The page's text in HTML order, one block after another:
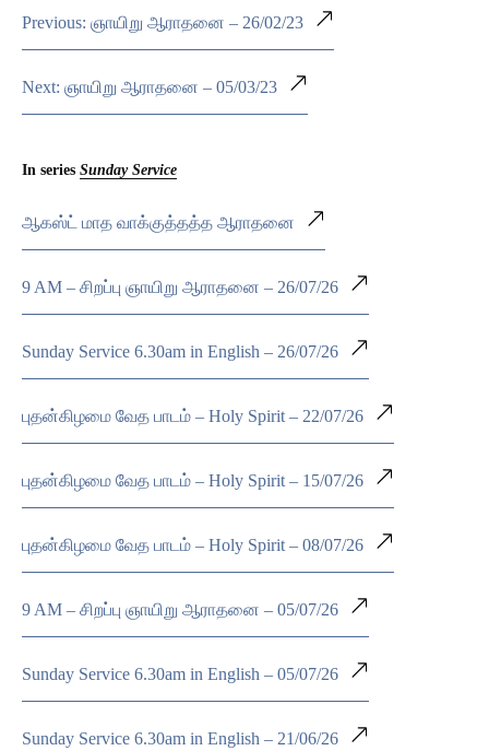
Previous: ஞாயிறு ஆராதனை – 26/02/23
Next: ஞாயிறு ஆராதனை – 05/03/23
In series Sunday Service
ஆகஸ்ட் மாத வாக்குத்தத்த ஆராதனை
9 AM – சிறப்பு ஞாயிறு ஆராதனை – 26/07/26
Sunday Service 6.30am in English – 26/07/26
புதன்கிழமை வேத பாடம் – Holy Spirit – 22/07/26
புதன்கிழமை வேத பாடம் – Holy Spirit – 15/07/26
புதன்கிழமை வேத பாடம் – Holy Spirit – 08/07/26
9 AM – சிறப்பு ஞாயிறு ஆராதனை – 05/07/26
Sunday Service 6.30am in English – 05/07/26
Sunday Service 6.30am in English – 21/06/26